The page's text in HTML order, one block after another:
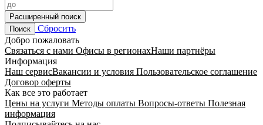
Расширенный поиск
Поиск
Сбросить
Добро пожаловать
Связаться с нами Офисы в регионахНаши партнёры
Информация
Наш сервисВакансии и условия Пользовательское соглашение
Договор оферты
Как все это работает
Цены на услуги Методы оплаты Вопросы-ответы Полезная
информация